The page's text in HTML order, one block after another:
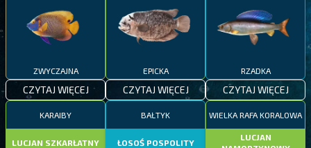
ZWYCZAJNA
CZYTAJ WIĘCEJ
EPICKA
CZYTAJ WIĘCEJ
RZADKA
CZYTAJ WIĘCEJ
KARAIBY
LUCJAN SZKARŁATNY
BAŁTYK
ŁOSOŚ POSPOLITY
WIELKA RAFA KORALOWA
LUCJAN